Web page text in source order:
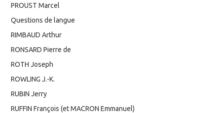
PROUST Marcel
Questions de langue
RIMBAUD Arthur
RONSARD Pierre de
ROTH Joseph
ROWLING J.-K.
RUBIN Jerry
RUFFIN François (et MACRON Emmanuel)